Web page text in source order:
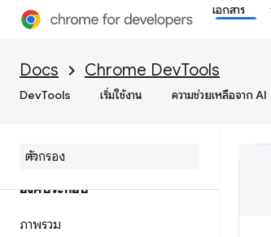
เอกสาร
Docs Chrome DevTools
DevTools เริ่มใช้งาน ความช่วยเหลือจาก AI
องค์ประกอบ
ภาพรวม